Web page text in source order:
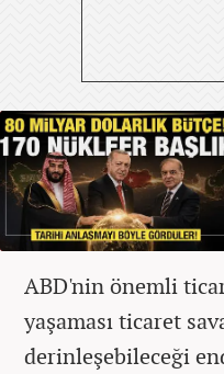
ABD'nin önemli
yaşaması ticaret
derinleşebileceği